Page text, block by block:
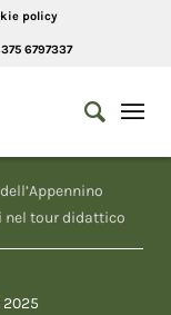
policy
6797337
nel tour didattico
2025